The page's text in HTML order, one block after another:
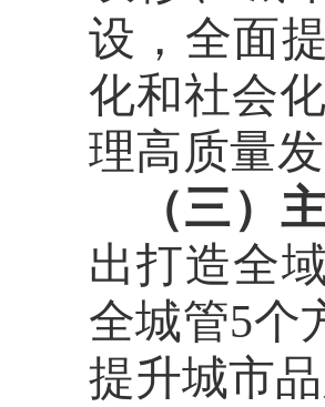
设，全面
化和社会
理高质量
（三）
出打造全
全城管5个
提升城市品